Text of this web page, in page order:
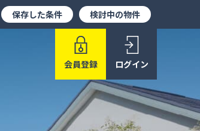
保存した条件 検討中の物件
会員登録 ログイン